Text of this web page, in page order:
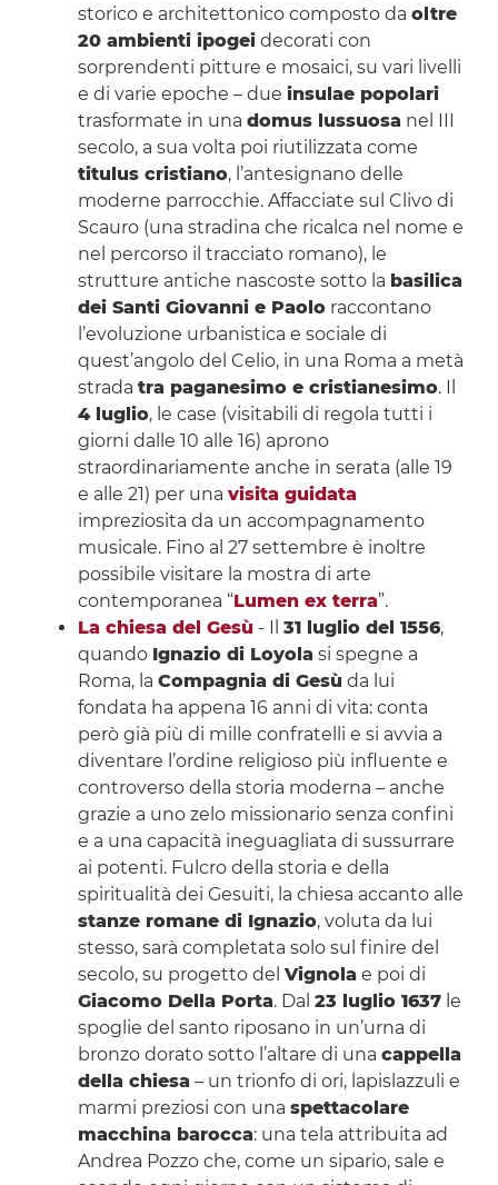
storico e architettonico composto da oltre
20 ambienti ipogeidecorati con
sorprendenti pitture e mosaici, su vari livelli
e di varie epoche – due insulae popolari
trasformate in una domus lussuosa nel III
secolo, a sua volta poi riutilizzata come
titulus cristiano, l’antesignano delle
moderne parrocchie. Affacciate sul Clivo di
Scauro (una stradina che ricalca nel nome e
nel percorso il tracciato romano), le
strutture antiche nascoste sotto la basilica
dei Santi Giovanni e Paoloraccontano
l’evoluzione urbanistica e sociale di
quest’angolo del Celio, in una Roma a metà
strada tra paganesimo e cristianesimo. Il
4 luglio, le case (visitabili di regola tutti i
giorni dalle 10 alle 16) aprono
straordinariamente anche in serata (alle 19
e alle 21) per una visita guidata
impreziosita da un accompagnamento
musicale. Fino al 27 settembre è inoltre
possibile visitare la mostra di arte
contemporanea “Lumen ex terra”.
La chiesa del Gesù - Il 31 luglio del 1556,
quando Ignazio di Loyola si spegne a
Roma, la Compagnia di Gesù da lui
fondata ha appena 16 anni di vita: conta
però già più di mille confratelli e si avvia a
diventare l’ordine religioso più influente e
controverso della storia moderna – anche
grazie a uno zelo missionario senza confini
e a una capacità ineguagliata di sussurrare
ai potenti. Fulcro della storia e della
spiritualità dei Gesuiti, la chiesa accanto alle
stanze romane di Ignazio, voluta da lui
stesso, sarà completata solo sul finire del
secolo, su progetto del Vignola e poi di
Giacomo Della Porta. Dal 23 luglio 1637le
spoglie del santo riposano in un’urna di
bronzo dorato sotto l’altare di una cappella
della chiesa – un trionfo di ori, lapislazzuli e
marmi preziosi con una spettacolare
macchina barocca: una tela attribuita ad
Andrea Pozzo che, come un sipario, sale e